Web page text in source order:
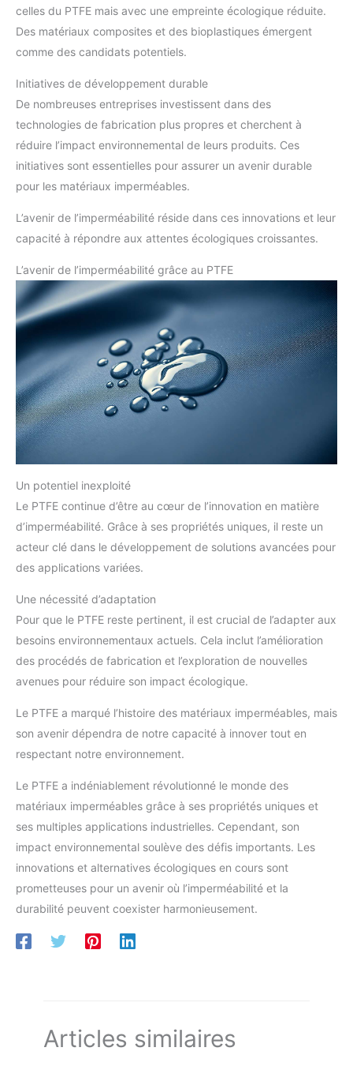
celles du PTFE mais avec une empreinte écologique réduite.
Des matériaux composites et des bioplastiques émergent
comme des candidats potentiels.
Initiatives de développement durable
De nombreuses entreprises investissent dans des
technologies de fabrication plus propres et cherchent à
réduire l’impact environnemental de leurs produits. Ces
initiatives sont essentielles pour assurer un avenir durable
pour les matériaux imperméables.
L’avenir de l’imperméabilité réside dans ces innovations et leur
capacité à répondre aux attentes écologiques croissantes.
L’avenir de l’imperméabilité grâce au PTFE
Un potentiel inexploité
Le PTFE continue d’être au cœur de l’innovation en matière
d’imperméabilité. Grâce à ses propriétés uniques, il reste un
acteur clé dans le développement de solutions avancées pour
des applications variées.
Une nécessité d’adaptation
Pour que le PTFE reste pertinent, il est crucial de l’adapter aux
besoins environnementaux actuels. Cela inclut l’amélioration
des procédés de fabrication et l’exploration de nouvelles
avenues pour réduire son impact écologique.
Le PTFE a marqué l’histoire des matériaux imperméables, mais
son avenir dépendra de notre capacité à innover tout en
respectant notre environnement.
Le PTFE a indéniablement révolutionné le monde des
matériaux imperméables grâce à ses propriétés uniques et
ses multiples applications industrielles. Cependant, son
impact environnemental soulève des défis importants. Les
innovations et alternatives écologiques en cours sont
prometteuses pour un avenir où l’imperméabilité et la
durabilité peuvent coexister harmonieusement.
Articles similaires